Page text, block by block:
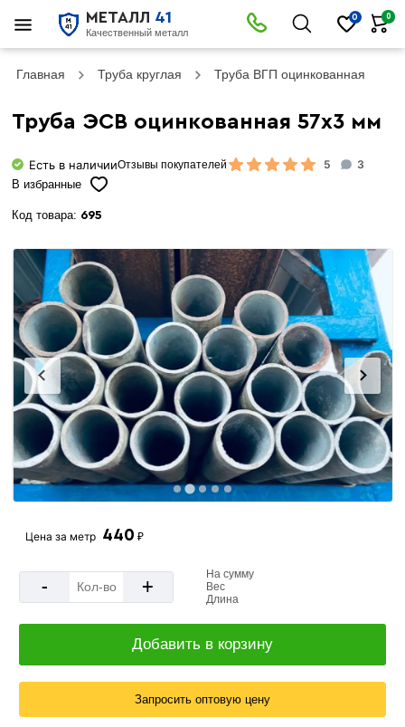
МЕТАЛЛ 41
Качественный металл
0 0
Главная Труба круглая Труба ВГП оцинкованная
Труба ЭСВ оцинкованная 57х3 мм
Есть в наличииОтзывы покупателей 5 3
В избранные
Код товара: 695
Цена за метр 440 ₽
- +
На сумму
Вес
Длина
Добавить в корзину
Запросить оптовую цену